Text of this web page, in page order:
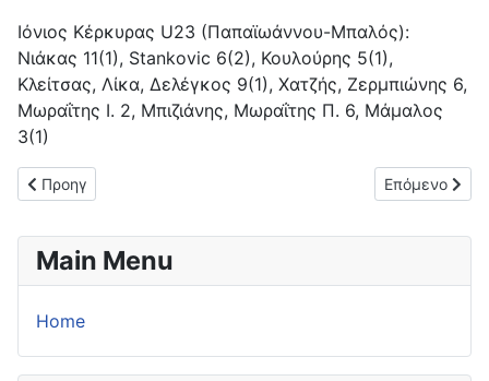
Ιόνιος Κέρκυρας U23 (Παπαϊωάννου-Μπαλός):
Νιάκας 11(1), Stankovic 6(2), Κουλούρης 5(1),
Κλείτσας, Λίκα, Δελέγκος 9(1), Χατζής, Ζερμπιώνης 6,
Μωραΐτης Ι. 2, Μπιζιάνης, Μωραΐτης Π. 6, Μάμαλος
3(1)
Προηγούμενο άρθρο: Ήττα για το Φαίακα από την Αστράκα
Προηγ Επόμενο
Επόμενο
Main Menu
Home